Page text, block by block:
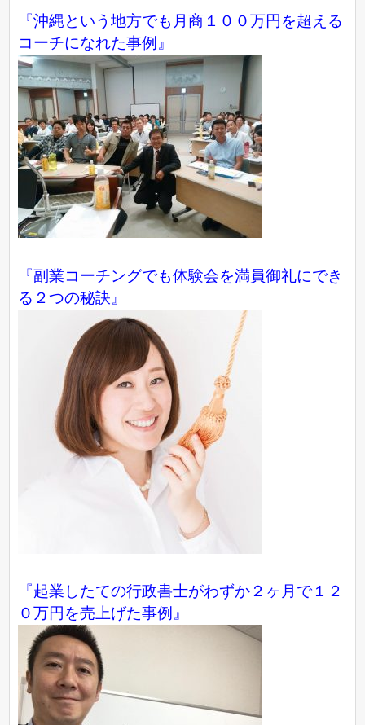
『沖縄という地方でも月商１００万円を超える
コーチになれた事例』
『副業コーチングでも体験会を満員御礼にでき
る２つの秘訣』
『起業したての行政書士がわずか２ヶ月で１２
０万円を売上げた事例』